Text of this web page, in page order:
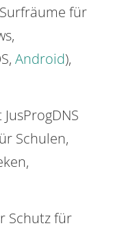
für
Android),
Schulen,
Schutz für